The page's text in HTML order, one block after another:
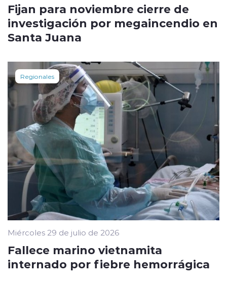
Fijan para noviembre cierre de
investigación por megaincendio en
Santa Juana
Regionales
Miércoles 29 de julio de 2026
Fallece marino vietnamita
internado por fiebre hemorrágica